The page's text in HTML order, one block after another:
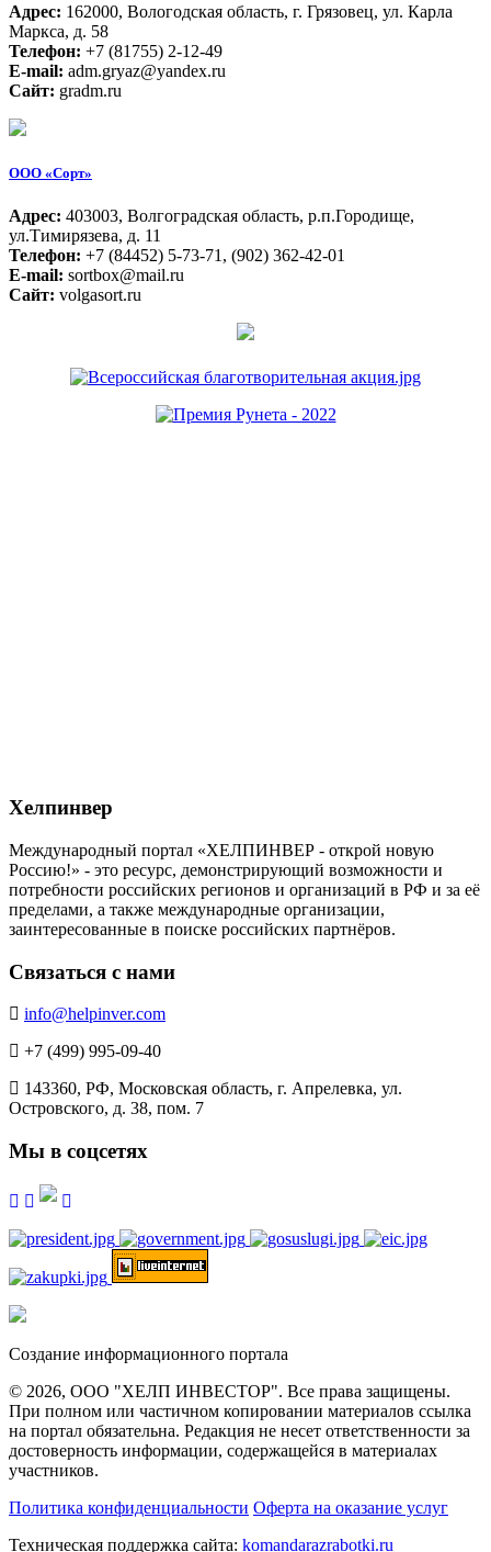
Адрес: 162000, Вологодская область, г. Грязовец, ул. Карла
Маркса, д. 58
Телефон: +7 (81755) 2-12-49
E-mail: adm.gryaz@yandex.ru
Сайт: gradm.ru
ООО «Сорт»
Адрес: 403003, Волгоградская область, р.п.Городище,
ул.Тимирязева, д. 11
Телефон: +7 (84452) 5-73-71, (902) 362-42-01
E-mail: sortbox@mail.ru
Сайт: volgasort.ru
Хелпинвер
Международный портал «ХЕЛПИНВЕР - открой новую
Россию!» - это ресурс, демонстрирующий возможности и
потребности российских регионов и организаций в РФ и за её
пределами, а также международные организации,
заинтересованные в поиске российских партнёров.
Связаться с нами
info@helpinver.com
+7 (499) 995-09-40
143360, РФ, Московская область, г. Апрелевка, ул.
Островского, д. 38, пом. 7
Мы в соцсетях
Создание информационного портала
© 2026, ООО "ХЕЛП ИНВЕСТОР". Все права защищены.
При полном или частичном копировании материалов ссылка
на портал обязательна. Редакция не несет ответственности за
достоверность информации, содержащейся в материалах
участников.
Политика конфиденциальности Оферта на оказание услуг
Техническая поддержка сайта: komandarazrabotki.ru